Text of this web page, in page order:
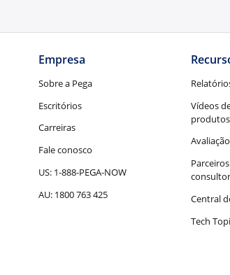
Empresa
Sobre a Pega
Escritórios
Carreiras
Fale conosco
US: 1-888-PEGA-NOW
AU: 1800 763 425
Vídeos
produtos
Central
Tech